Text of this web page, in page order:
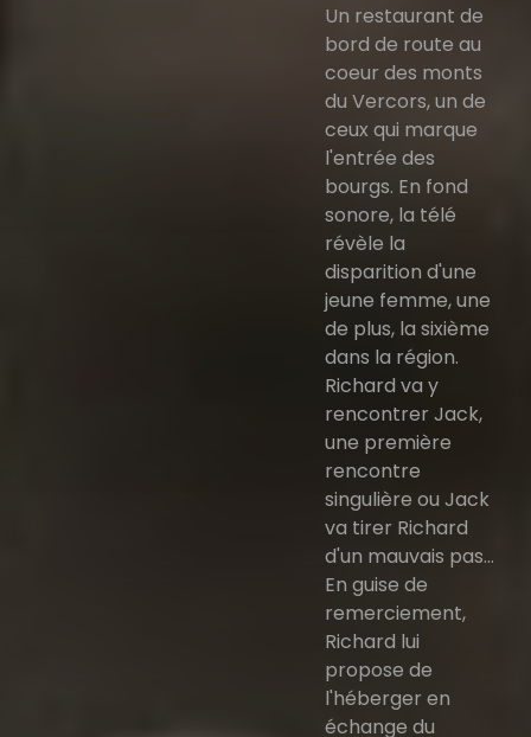
Un restaurant de
bord de route au
coeur des monts
du Vercors, un de
ceux qui marque
l'entrée des
bourgs. En fond
sonore, la télé
révèle la
disparition d'une
jeune femme, une
de plus, la sixième
dans la région.
Richard va y
rencontrer Jack,
une première
rencontre
singulière ou Jack
va tirer Richard
d'un mauvais pas...
En guise de
remerciement,
Richard lui
propose de
l'héberger en
échange du